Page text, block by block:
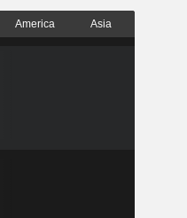
America Asia